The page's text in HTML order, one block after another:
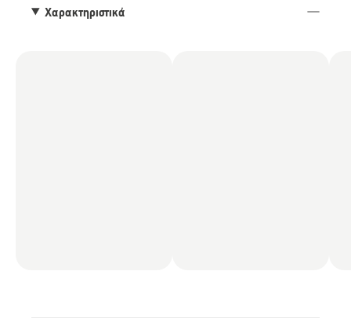
μεταλλική πλάκα ολίσθησης προστατεύει το
Χαρακτηριστικά